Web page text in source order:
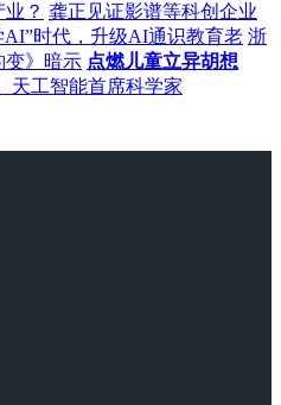
？ 龚正见证影谱等科创企业
AI”时代，升级AI通识教育老 浙
变》暗示 点燃儿童立异胡想
天工智能首席科学家